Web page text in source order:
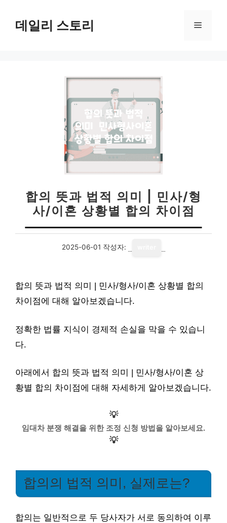
데일리 스토리 메
합의 뜻과 법적 의미 | 민사/형
사/이혼 상황별 합의 차이점
2025-06-01 작성자:
합의 뜻과 법적 의미 | 민사/형사/이혼 상황별 합의
차이점에 대해 알아보겠습니다.
정확한 법률 지식이 경제적 손실을 막을 수 있습니
다.
아래에서 합의 뜻과 법적 의미 | 민사/형사/이혼 상
황별 합의 차이점에 대해 자세하게 알아보겠습니다.
💡
임대차 분쟁 해결을 위한 조정 신청 방법을 알아보세요.
💡
합의의 법적 의미, 실제로는?
합의는 일반적으로 두 당사자가 서로 동의하여 이루